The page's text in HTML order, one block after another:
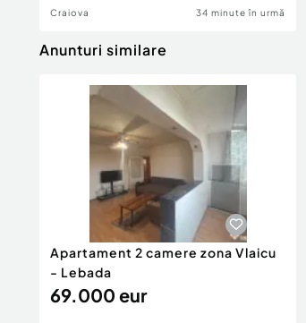
Craiova 34 minute în urmă
Anunturi similare
Apartament 2 camere zona Vlaicu
- Lebada
69.000 eur